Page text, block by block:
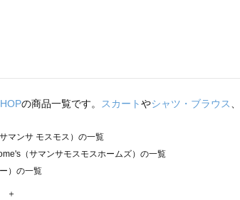
の商品一覧です。 スカートやシャツ・ブラウス、
マンサ モスモス）の一覧
（サマンサモスモスホームズ）の一覧
）の一覧
Mos2（ツハルバイサマンサモスモス）の一覧
＋